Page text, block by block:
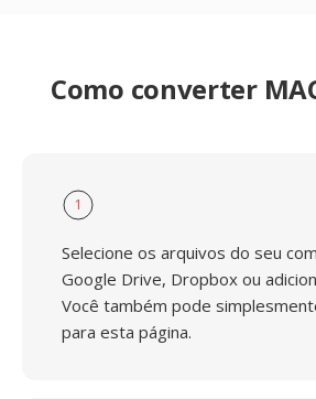
Como converter
1
Selecione os arquivos do seu
Google Drive, Dropbox ou
Você também pode
para esta página.